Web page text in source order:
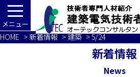
メニュー
HOME > 新着情報 >建築 > 5/24
新着情報
News